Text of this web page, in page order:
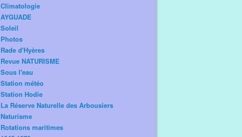
Climatologie
AYGUADE
Soleil
Photos
Rade d'Hyères
Revue NATURISME
Sous l'eau
Station météo
Station Hodie
La Réserve Naturelle des Arbousiers
Naturisme
Rotations maritimes